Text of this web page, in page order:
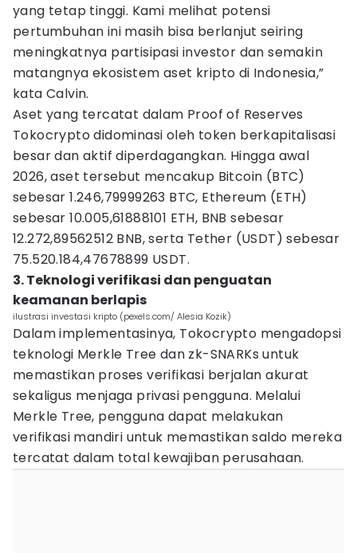
yang tetap tinggi. Kami melihat potensi
pertumbuhan ini masih bisa berlanjut seiring
meningkatnya partisipasi investor dan semakin
matangnya ekosistem aset kripto di Indonesia,”
kata Calvin.
Aset yang tercatat dalam Proof of Reserves
Tokocrypto didominasi oleh token berkapitalisasi
besar dan aktif diperdagangkan. Hingga awal
2026, aset tersebut mencakup Bitcoin (BTC)
sebesar 1.246,79999263 BTC, Ethereum (ETH)
sebesar 10.005,61888101 ETH, BNB sebesar
12.272,89562512 BNB, serta Tether (USDT) sebesar
75.520.184,47678899 USDT.
3. Teknologi verifikasi dan penguatan
keamanan berlapis
ilustrasi investasi kripto (pexels.com/ Alesia Kozik)
Dalam implementasinya, Tokocrypto mengadopsi
teknologi Merkle Tree dan zk-SNARKs untuk
memastikan proses verifikasi berjalan akurat
sekaligus menjaga privasi pengguna. Melalui
Merkle Tree, pengguna dapat melakukan
verifikasi mandiri untuk memastikan saldo mereka
tercatat dalam total kewajiban perusahaan.